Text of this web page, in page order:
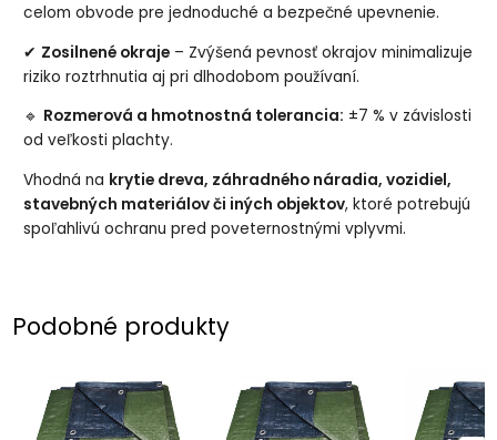
celom obvode pre jednoduché a bezpečné upevnenie.
✔ Zosilnené okraje – Zvýšená pevnosť okrajov minimalizuje
riziko roztrhnutia aj pri dlhodobom používaní.
🔹 Rozmerová a hmotnostná tolerancia: ±7 % v závislosti
od veľkosti plachty.
Vhodná na krytie dreva, záhradného náradia, vozidiel,
stavebných materiálov či iných objektov, ktoré potrebujú
spoľahlivú ochranu pred poveternostnými vplyvmi.
Podobné produkty